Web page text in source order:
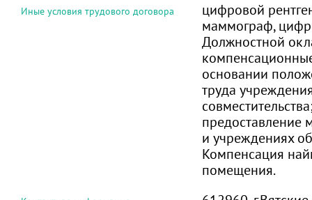
Иные условия трудового договора
цифровой
маммограф,
Должностной
основании
труда
предоставление
и учреждениях
Компенсация
помещения.